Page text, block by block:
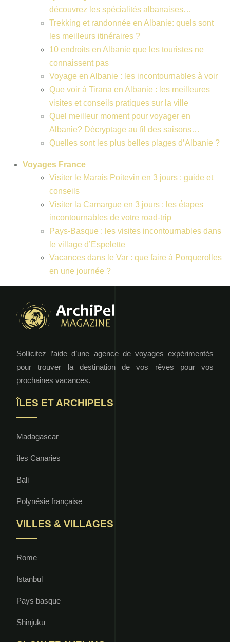
découvrez les spécialités albanaises…
Trekking et randonnée en Albanie: quels sont
les meilleurs itinéraires ?
10 endroits en Albanie que les touristes ne
connaissent pas
Voyage en Albanie : les incontournables à voir
Que voir à Tirana en Albanie : les meilleures
visites et conseils pratiques sur la ville
Quel meilleur moment pour voyager en
Albanie? Décryptage au fil des saisons…
Quelles sont les plus belles plages d’Albanie ?
Voyages France
Visiter le Marais Poitevin en 3 jours : guide et
conseils
Visiter la Camargue en 3 jours : les étapes
incontournables de votre road-trip
Pays-Basque : les visites incontournables dans
le village d’Espelette
Vacances dans le Var : que faire à Porquerolles
en une journée ?
Sollicitez l’aide d’une agence de voyages expérimentés
pour trouver la destination de vos rêves pour vos
prochaines vacances.
ÎLES ET ARCHIPELS
Madagascar
îles Canaries
Bali
Polynésie française
VILLES & VILLAGES
Rome
Istanbul
Pays basque
Shinjuku